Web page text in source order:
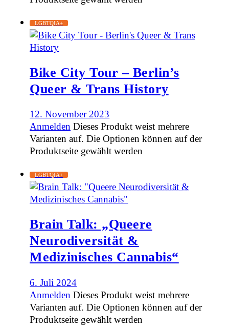
LGBTQIA+
Bike City Tour – Berlin’s
Queer & Trans History
12. November 2023
Anmelden Dieses Produkt weist mehrere
Varianten auf. Die Optionen können auf der
Produktseite gewählt werden
LGBTQIA+
Brain Talk: „Queere
Neurodiversität &
Medizinisches Cannabis“
6. Juli 2024
Anmelden Dieses Produkt weist mehrere
Varianten auf. Die Optionen können auf der
Produktseite gewählt werden